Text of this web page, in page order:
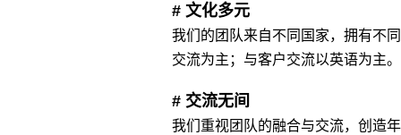
# 文化多元
我们的团队来自不同国家，拥有不
交流为主；与客户交流以英语为主。
# 交流无间
我们重视团队的融合与交流，创造